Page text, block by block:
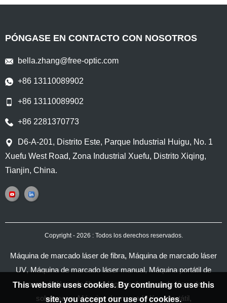
PÓNGASE EN CONTACTO CON NOSOTROS
bella.zhang@free-optic.com
+86 13110089902
+86 13110089902
+86 2281370773
D6-A-201, Distrito Este, Parque Industrial Huigu, No. 1
Xuefu West Road, Zona Industrial Xuefu, Distrito Xiqing,
Tianjin, China.
Copyright - 2026 : Todos los derechos reservados.
Máquina de marcado láser de fibra, Máquina de marcado láser
UV, Máquina de marcado láser manual, Máquina portátil de
marcado láser de fibra,Máquina de marcado láser de
sobremesa,Máquina de marcado láser portátil,
This website uses cookies. By continuing to use this
site, you accept our use of cookies.